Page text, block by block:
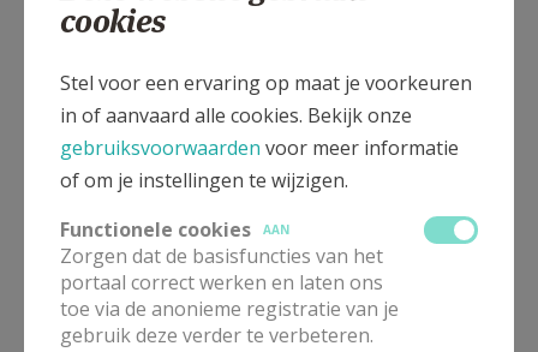
patrimonium van onze parochie.
Met deze afgeronde werkzaamheden krijgt onze
kerk opnieuw een verzorgde en waardige aanblik.
Het is een investering in de toekomst van een
gebouw dat al generaties lang een centrale plaats
voor toekomstige generaties bewaard moet
blijven. De kerkfabriek dankt iedereen, in het
bijzonder de gemeente Beveren-Kruibeke-
Zwijndrecht, die heeft bijgedragen aan de
cookies
Stel voor een ervaring op maat je voorkeuren
in of aanvaard alle cookies. Bekijk onze
gebruiksvoorwaarden voor meer informatie
of om je instellingen te wijzigen.
Functionele cookies
AAN
Zorgen dat de basisfuncties van het
portaal correct werken en laten ons
toe via de anonieme registratie van je
gebruik deze verder te verbeteren.